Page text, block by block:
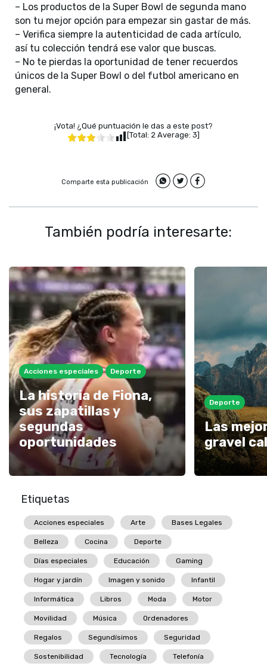
– Los productos de la Super Bowl de segunda mano
son tu mejor opción para empezar sin gastar de más.
– Verifica siempre la autenticidad de cada artículo,
así tu colección tendrá ese valor que buscas.
– No te pierdas la oportunidad de tener recuerdos
únicos de la Super Bowl o del futbol americano en
general.
¡Vota! ¿Qué puntuación le das a este post?
[Total: 2 Average: 3]
Comparte esta publicación
También podría interesarte:
Acciones especiales Deporte
La historia de Fiona,
sus zapatillas y
segundas
oportunidades
Deporte
Las
gravel
Etiquetas
Acciones especiales Arte Bases Legales
Belleza Cocina Deporte
Días especiales Educación Gaming
Hogar y jardín Imagen y sonido Infantil
Informática Libros Moda Motor
Movilidad Música Ordenadores
Regalos Segundísimos Seguridad
Sostenibilidad Tecnología Telefonía